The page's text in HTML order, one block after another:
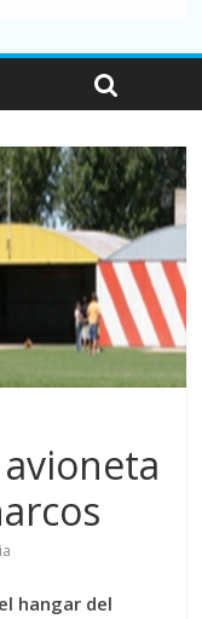
hangar del